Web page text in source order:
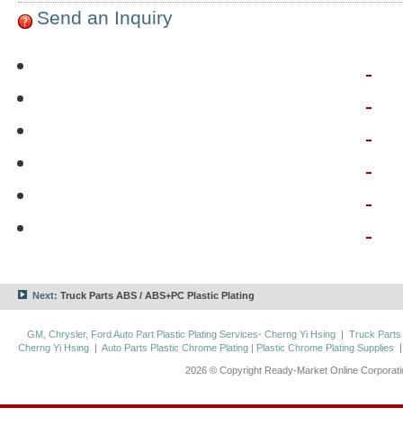
Send an Inquiry
Next: Truck Parts ABS / ABS+PC Plastic Plating
GM, Chrysler, Ford Auto Part Plastic Plating Services- Cherng Yi Hsing | Truck Parts
Cherng Yi Hsing |Auto Parts Plastic Chrome Plating | Plastic Chrome Plating Supplies
2026 © Copyright Ready-Market Online